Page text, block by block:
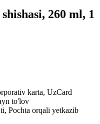
260 ml, 1
karta, UzCard
to'lov
Pochta orqali yetkazib